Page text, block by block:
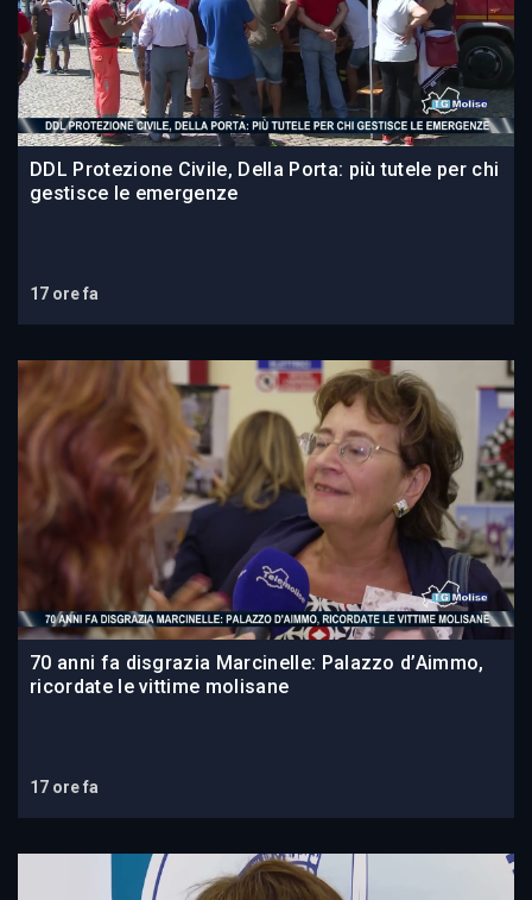
DDL Protezione Civile, Della Porta: più tutele per chi
gestisce le emergenze
17 ore fa
70 anni fa disgrazia Marcinelle: Palazzo d’Aimmo,
ricordate le vittime molisane
17 ore fa